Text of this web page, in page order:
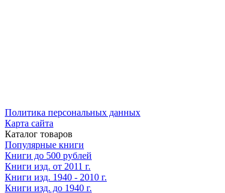
Политика персональных данных
Карта сайта
Каталог товаров
Популярные книги
Книги до 500 рублей
Книги изд. от 2011 г.
Книги изд. 1940 - 2010 г.
Книги изд. до 1940 г.